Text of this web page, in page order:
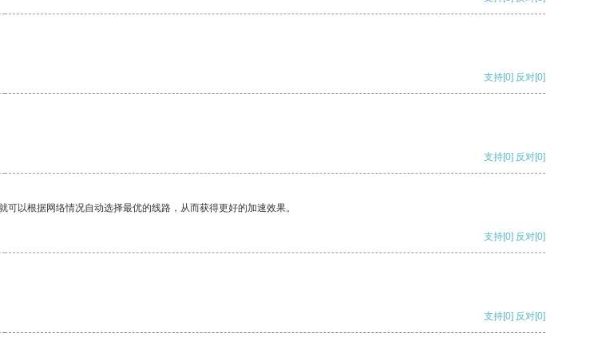
支持[0] 反对[0]
支持[0] 反对[0]
以根据网络情况自动选择最优的线路，从而获得更好的加速效果。
支持[0] 反对[0]
支持[0] 反对[0]